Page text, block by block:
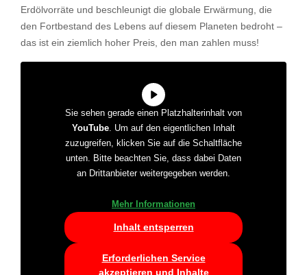
Erdölvorräte und beschleunigt die globale Erwärmung, die
den Fortbestand des Lebens auf diesem Planeten bedroht –
das ist ein ziemlich hoher Preis, den man zahlen muss!
Sie sehen gerade einen Platzhalterinhalt von
YouTube. Um auf den eigentlichen Inhalt
zuzugreifen, klicken Sie auf die Schaltfläche
unten. Bitte beachten Sie, dass dabei Daten
an Drittanbieter weitergegeben werden.
Mehr Informationen
Inhalt entsperren
Erforderlichen Service
akzeptieren und Inhalte